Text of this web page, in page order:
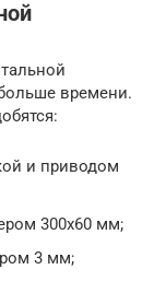
времени.
и приводом
300х60 мм;
3 мм;